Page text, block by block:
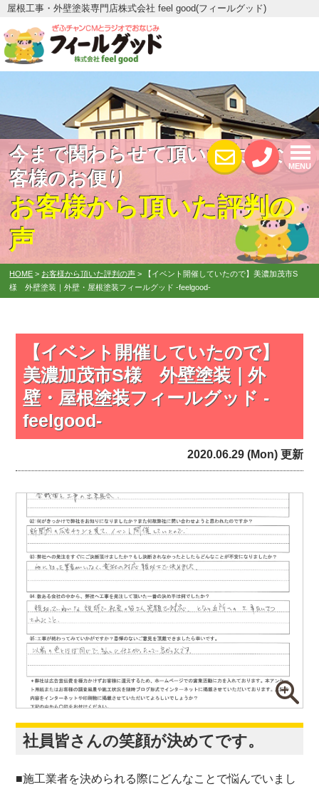
屋根工事・外壁塗装専門店株式会社 feel good(フィールグッド)
MENU
今まで関わらせて頂いた大切なお
客様のお便り
お客様から頂いた評判の
声
HOME > お客様から頂いた評判の声 >
【イベント開催していたので】美濃加茂市S
様 外壁塗装｜外壁・屋根塗装フィールグッド -feelgood-
【イベント開催していたので】
美濃加茂市S様 外壁塗装｜外
壁・屋根塗装フィールグッド -
feelgood-
2020.06.29 (Mon) 更新
社員皆さんの笑顔が決めてです。
■施工業者を決められる際にどんなことで悩んでいまし